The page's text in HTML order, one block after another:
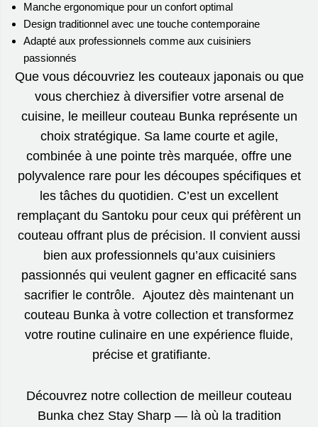
Manche ergonomique pour un confort optimal
Design traditionnel avec une touche contemporaine
Adapté aux professionnels comme aux cuisiniers
passionnés
Que vous découvriez les couteaux japonais ou que
vous cherchiez à diversifier votre arsenal de
cuisine, le meilleur couteau Bunka représente un
choix stratégique. Sa lame courte et agile,
combinée à une pointe très marquée, offre une
polyvalence rare pour les découpes spécifiques et
les tâches du quotidien. C’est un excellent
remplaçant du Santoku pour ceux qui préfèrent un
couteau offrant plus de précision. Il convient aussi
bien aux professionnels qu’aux cuisiniers
passionnés qui veulent gagner en efficacité sans
sacrifier le contrôle. Ajoutez dès maintenant un
couteau Bunka à votre collection et transformez
votre routine culinaire en une expérience fluide,
précise et gratifiante.
Découvrez notre collection de meilleur couteau
Bunka chez Stay Sharp — là où la tradition